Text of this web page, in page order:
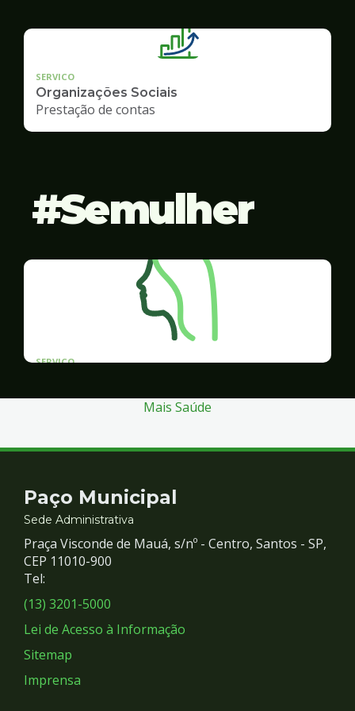
SERVICO
Organizações Sociais
Prestação de contas
Semulher
SERVICO
Mais Saúde
Contato
e
Redes
Sociais
Paço Municipal
Sede Administrativa
Praça Visconde de Mauá, s/nº - Centro, Santos - SP,
CEP 11010-900
Tel:
(13) 3201-5000
Lei de Acesso à Informação
Sitemap
Imprensa